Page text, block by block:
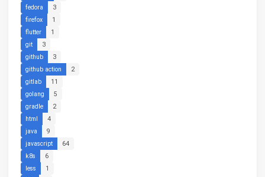
fedora
3
firefox
1
flutter
1
git
3
github
3
github action
2
gitlab
11
golang
5
gradle
2
html
4
java
9
javascript
64
k8s
6
less
1